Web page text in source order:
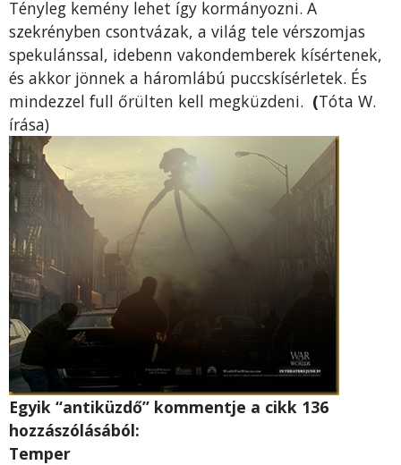
Tényleg kemény lehet így kormányozni. A
szekrényben csontvázak, a világ tele vérszomjas
spekulánssal, idebenn vakondemberek kísértenek,
és akkor jönnek a háromlábú puccskísérletek. És
mindezzel full őrülten kell megküzdeni. (Tóta W.
írása)
Egyik “antiküzdő” kommentje a cikk 136
hozzászólásából:
Temper